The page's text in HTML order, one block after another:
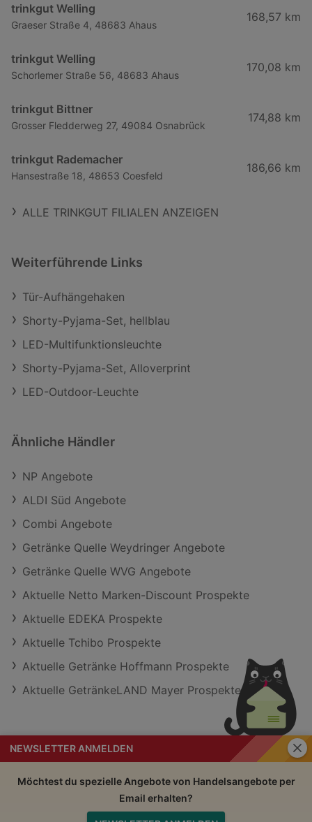
NEWSLETTER ANMELDEN
Möchtest du spezielle Angebote von Handelsangebote per
Email erhalten?
trinkgut Welling
Graeser Straße 4, 48683 Ahaus
168,57 km
trinkgut Welling
Schorlemer Straße 56, 48683 Ahaus
170,08 km
trinkgut Bittner
Grosser Fledderweg 27, 49084 Osnabrück
174,88 km
trinkgut Rademacher
Hansestraße 18, 48653 Coesfeld
186,66 km
ALLE TRINKGUT FILIALEN ANZEIGEN
Weiterführende Links
Tür-Aufhängehaken
Shorty-Pyjama-Set, hellblau
LED-Multifunktionsleuchte
Shorty-Pyjama-Set, Alloverprint
LED-Outdoor-Leuchte
Ähnliche Händler
NP Angebote
ALDI Süd Angebote
Combi Angebote
Getränke Quelle Weydringer Angebote
Getränke Quelle WVG Angebote
Aktuelle Netto Marken-Discount Prospekte
Aktuelle EDEKA Prospekte
Aktuelle Tchibo Prospekte
Aktuelle Getränke Hoffmann Prospekte
Aktuelle GetränkeLAND Mayer Prospekte
Handelsangebote Impressum
Nutzungsbedingungen